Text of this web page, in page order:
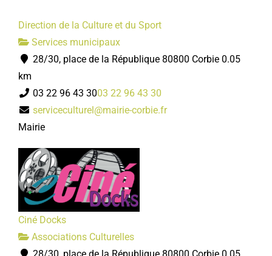
Direction de la Culture et du Sport
Services municipaux
28/30, place de la République 80800 Corbie 0.05
km
03 22 96 43 3003 22 96 43 30
serviceculturel@mairie-corbie.fr
Mairie
Ciné Docks
Associations Culturelles